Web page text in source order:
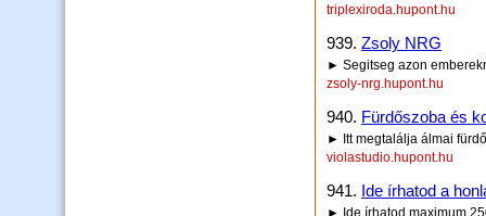
triplexiroda.hupont.hu
939. Zsoly NRG
► Segitseg azon
zsoly-nrg.hupont.hu
940. Fürdőszoba és
► Itt megtalálja álmai
violastudio.hupont.hu
941. Ide írhatod a
► Ide írhatod maximum